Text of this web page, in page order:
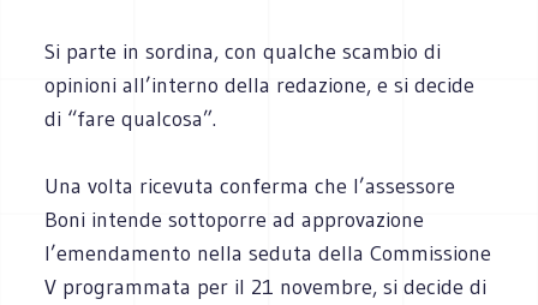
Si parte in sordina, con qualche scambio di
opinioni all’interno della redazione, e si decide
di “fare qualcosa”.
Una volta ricevuta conferma che l’assessore
Boni intende sottoporre ad approvazione
l’emendamento nella seduta della Commissione
V programmata per il 21 novembre, si decide di